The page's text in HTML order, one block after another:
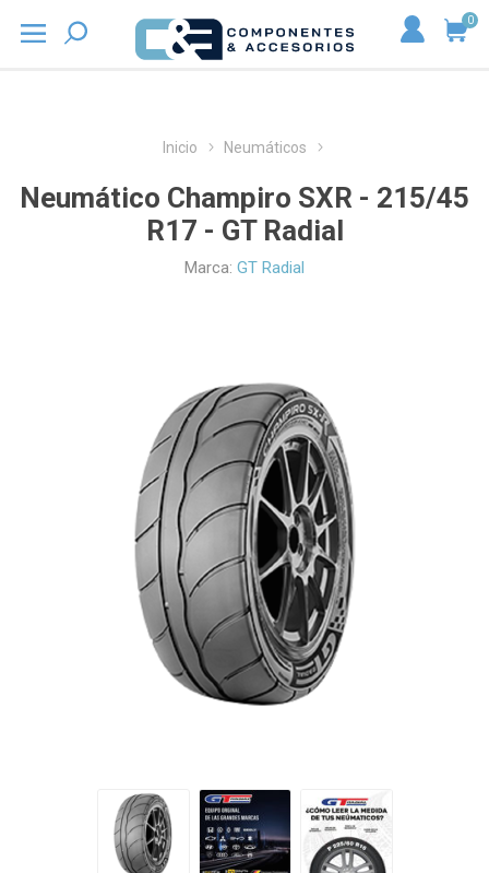
0
Inicio Neumáticos
Neumático Champiro SXR - 215/45
R17 - GT Radial
Marca: GT Radial